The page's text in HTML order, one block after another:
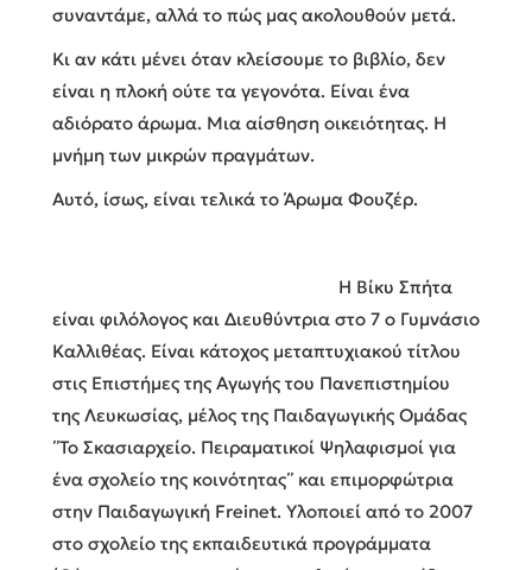
συναντάμε, αλλά το πώς μας ακολουθούν μετά.
Κι αν κάτι μένει όταν κλείσουμε το βιβλίο, δεν
είναι η πλοκή ούτε τα γεγονότα. Είναι ένα
αδιόρατο άρωμα. Μια αίσθηση οικειότητας. Η
μνήμη των μικρών πραγμάτων.
Αυτό, ίσως, είναι τελικά το Άρωμα Φουζέρ.
Η Βίκυ Σπήτα
είναι φιλόλογος και Διευθύντρια στο 7 ο Γυμνάσιο
Καλλιθέας. Είναι κάτοχος μεταπτυχιακού τίτλου
στις Επιστήμες της Αγωγής του Πανεπιστημίου
της Λευκωσίας, μέλος της Παιδαγωγικής Ομάδας
΄΄Το Σκασιαρχείο. Πειραματικοί Ψηλαφισμοί για
ένα σχολείο της κοινότητας΄΄ και επιμορφώτρια
στην Παιδαγωγική Freinet. Υλοποιεί από το 2007
στο σχολείο της εκπαιδευτικά προγράμματα